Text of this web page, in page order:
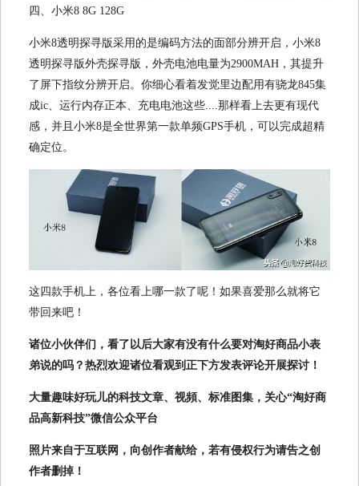
四、小米8 8G 128G
小米8透明探寻版采用的是编码方法的面部分辨开启，小米8
透明探寻版外壳探寻版，外壳电池电量为2900MAH，其提升
了屏下指纹分辨开启。你细心看着发觉里边配用有骁龙845集
成ic、运行内存正本、充电电池这些....那样看上去更有现代
感，并且小米8是全世界第一款单频GPS手机，可以完成超精
确定位。
这四款手机上，各位看上哪一款了呢！如果喜爱那么就将它
带回来吧！
诸位小伙伴们，看了以后大家有没有什么要对淘好商品小表
弟说的吗？热烈欢迎诸位看观到正下方发表评论开展探讨！
大量趣味好玩儿的科技文章、视頻、标准图集，关心“淘好商
品高新科技”微信公众平台
照片来自于互联网，向创作者献给，若有侵权行为请告之创
作者删掉！